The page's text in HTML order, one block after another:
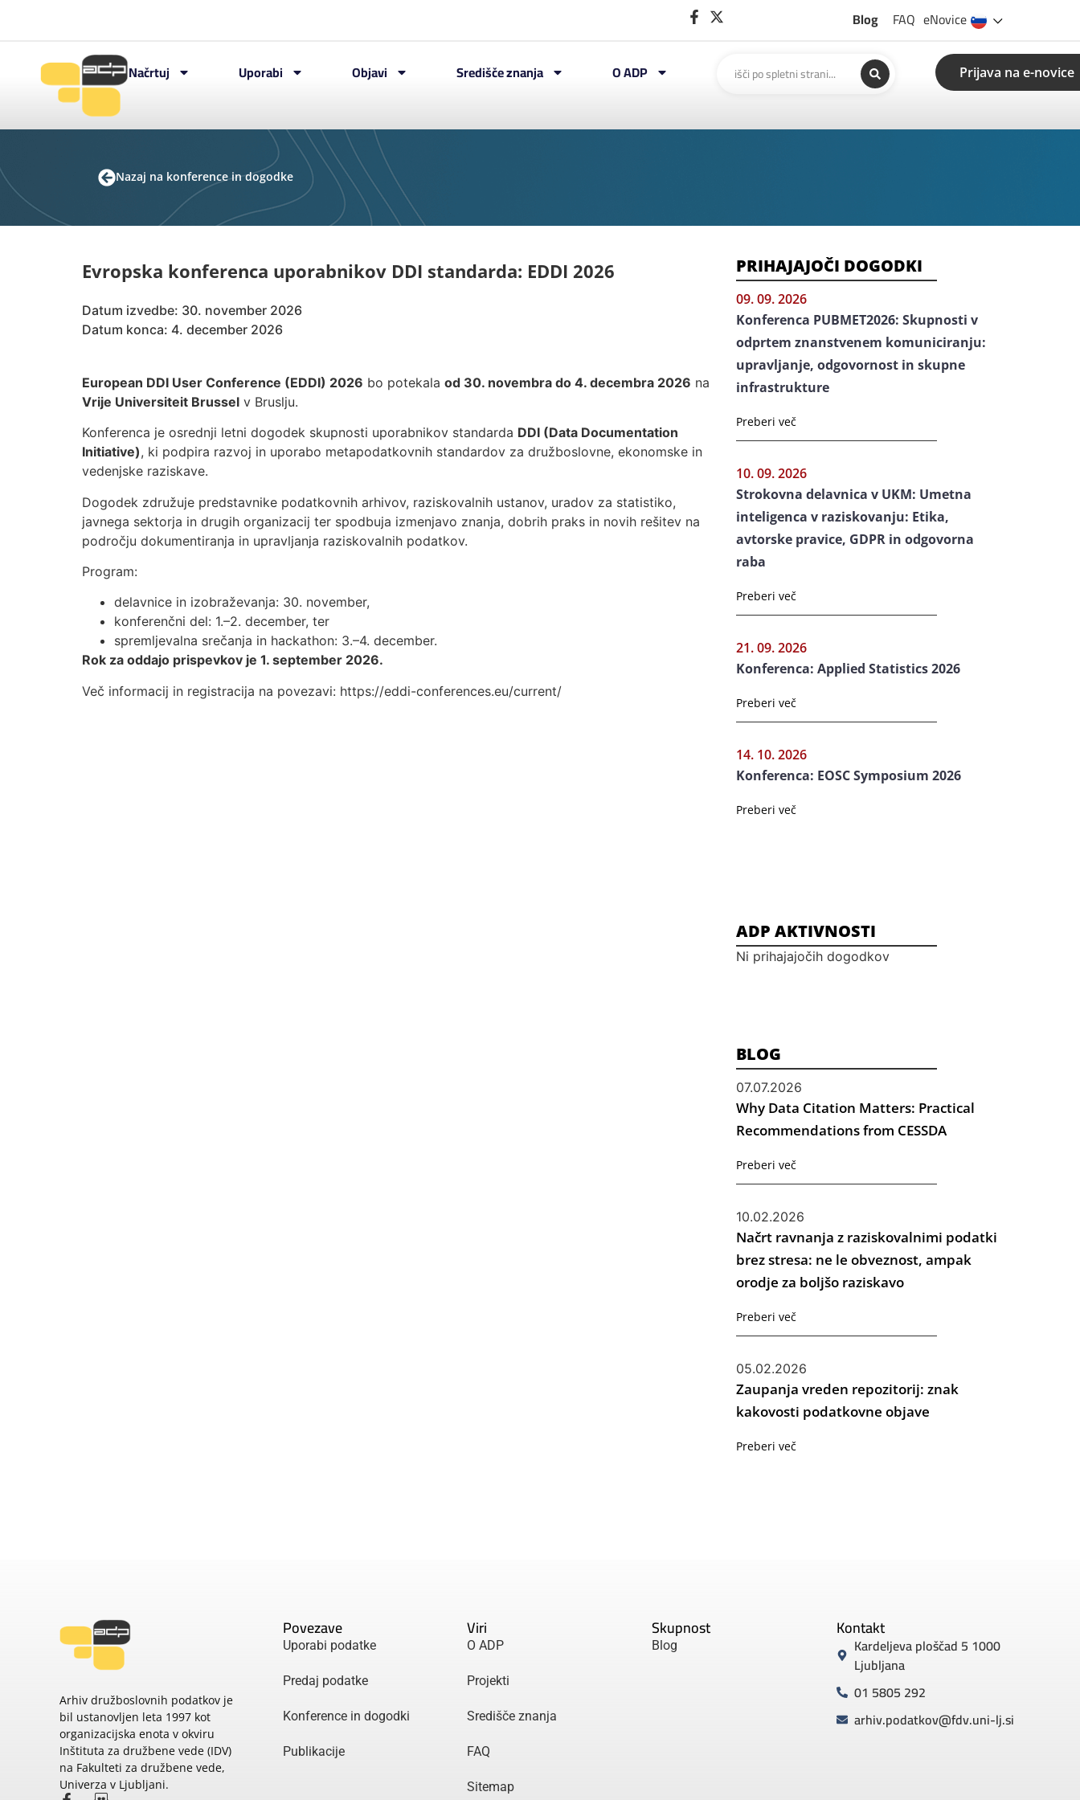
Blog FAQ eNovice
Načrtuj Uporabi Objavi Središče znanja O ADP Prijava na e-novice
Nazaj na konference in dogodke
Evropska konferenca uporabnikov DDI standarda: EDDI 2026
Datum izvedbe: 30. november 2026
Datum konca: 4. december 2026
European DDI User Conference (EDDI) 2026 bo potekala od 30. novembra do 4. decembra 2026 na
Vrije Universiteit Brussel v Bruslju.
Konferenca je osrednji letni dogodek skupnosti uporabnikov standarda DDI (Data Documentation
Initiative), ki podpira razvoj in uporabo metapodatkovnih standardov za družboslovne, ekonomske in
vedenjske raziskave.
Dogodek združuje predstavnike podatkovnih arhivov, raziskovalnih ustanov, uradov za statistiko,
javnega sektorja in drugih organizacij ter spodbuja izmenjavo znanja, dobrih praks in novih rešitev na
področju dokumentiranja in upravljanja raziskovalnih podatkov.
Program:
delavnice in izobraževanja: 30. november,
konferenčni del: 1.–2. december, ter
spremljevalna srečanja in hackathon: 3.–4. december.
Rok za oddajo prispevkov je 1. september 2026.
Več informacij in registracija na povezavi: https://eddi-conferences.eu/current/
PRIHAJAJOČI DOGODKI
09. 09. 2026
Konferenca PUBMET2026: Skupnosti v
odprtem znanstvenem komuniciranju:
upravljanje, odgovornost in skupne
infrastrukture
Preberi več
10. 09. 2026
Strokovna delavnica v UKM: Umetna
inteligenca v raziskovanju: Etika,
avtorske pravice, GDPR in odgovorna
raba
Preberi več
21. 09. 2026
Konferenca: Applied Statistics 2026
Preberi več
14. 10. 2026
Konferenca: EOSC Symposium 2026
Preberi več
ADP AKTIVNOSTI
Ni prihajajočih dogodkov
BLOG
07.07.2026
Why Data Citation Matters: Practical
Recommendations from CESSDA
Preberi več
10.02.2026
Načrt ravnanja z raziskovalnimi podatki
brez stresa: ne le obveznost, ampak
orodje za boljšo raziskavo
Preberi več
05.02.2026
Zaupanja vreden repozitorij: znak
kakovosti podatkovne objave
Preberi več
Arhiv družboslovnih podatkov je
bil ustanovljen leta 1997 kot
organizacijska enota v okviru
Inštituta za družbene vede (IDV)
na Fakulteti za družbene vede,
Univerza v Ljubljani.
Povezave
Uporabi podatke
Predaj podatke
Konference in dogodki
Publikacije
Viri
O ADP
Projekti
Središče znanja
FAQ
Sitemap
Skupnost
Blog
Kontakt
Kardeljeva ploščad 5 1000
Ljubljana
01 5805 292
arhiv.podatkov@fdv.uni-lj.si